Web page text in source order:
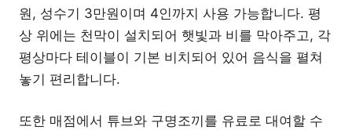
원, 성수기 3만원이며 4인까지 사용 가능합니다. 평
상 위에는 천막이 설치되어 햇빛과 비를 막아주고, 각
평상마다 테이블이 기본 비치되어 있어 음식을 펼쳐
놓기 편리합니다.
또한 매점에서 튜브와 구명조끼를 유료로 대여할 수